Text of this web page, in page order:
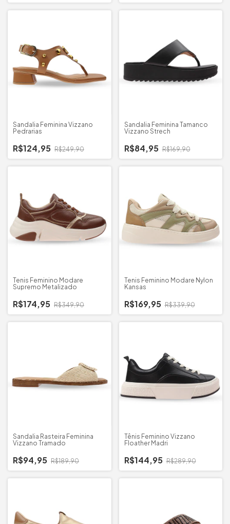
Sandalia Feminina Vizzano
Pedrarias
R$124,95 R$249,90
Sandalia Feminina Tamanco
Vizzano Strech
R$84,95 R$169,90
Tenis Feminino Modare
Supremo Metalizado
R$174,95 R$349,90
Tenis Feminino Modare Nylon
Kansas
R$169,95 R$339,90
Sandalia Rasteira Feminina
Vizzano Tramado
R$94,95 R$189,90
Tênis Feminino Vizzano
Floather Madri
R$144,95 R$289,90